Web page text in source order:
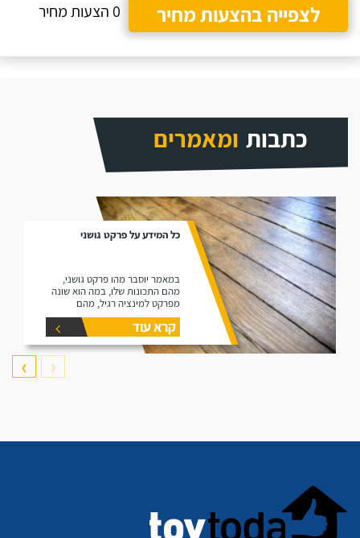
לצפייה בהצעות מחיר
0 הצעות מחיר
כתבות ומאמרים
כל המידע על פרקט גושני
במאמר יוסבר מהו פרקט גושני,
מהם התכונות שלו, במה הוא שונה
מפרקט למינציה רגיל, מהם
היתרונות שלו ומהם החסרונות שלו.
קרא עוד
❮
❯